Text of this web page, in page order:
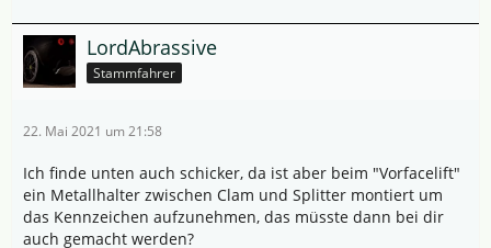
LordAbrassive
Stammfahrer
22. Mai 2021 um 21:58
Ich finde unten auch schicker, da ist aber beim "Vorfacelift"
ein Metallhalter zwischen Clam und Splitter montiert um
das Kennzeichen aufzunehmen, das müsste dann bei dir
auch gemacht werden?